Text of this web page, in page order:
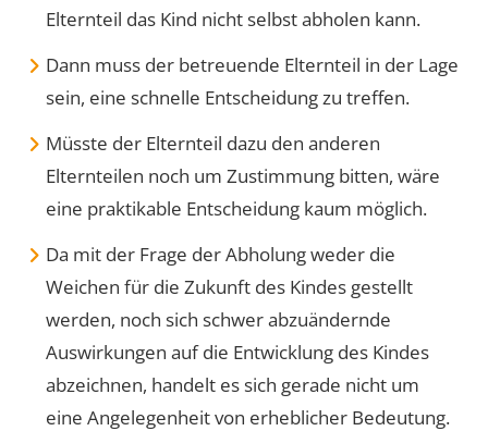
Elternteil das Kind nicht selbst abholen kann.
Dann muss der betreuende Elternteil in der Lage
sein, eine schnelle Entscheidung zu treffen.
Müsste der Elternteil dazu den anderen
Elternteilen noch um Zustimmung bitten, wäre
eine praktikable Entscheidung kaum möglich.
Da mit der Frage der Abholung weder die
Weichen für die Zukunft des Kindes gestellt
werden, noch sich schwer abzuändernde
Auswirkungen auf die Entwicklung des Kindes
abzeichnen, handelt es sich gerade nicht um
eine Angelegenheit von erheblicher Bedeutung.